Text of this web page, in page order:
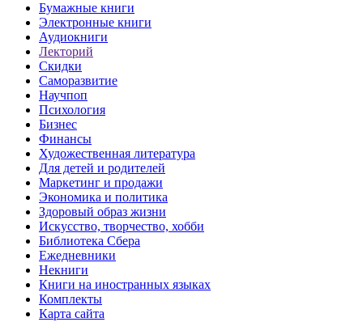
Бумажные книги
Электронные книги
Аудиокниги
Лекторий
Скидки
Саморазвитие
Научпоп
Психология
Бизнес
Финансы
Художественная литература
Для детей и родителей
Маркетинг и продажи
Экономика и политика
Здоровый образ жизни
Искусство, творчество, хобби
Библиотека Сбера
Ежедневники
Некниги
Книги на иностранных языках
Комплекты
Карта сайта